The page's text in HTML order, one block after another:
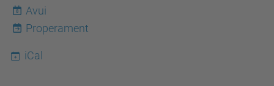
8
Avui
Properament
iCal